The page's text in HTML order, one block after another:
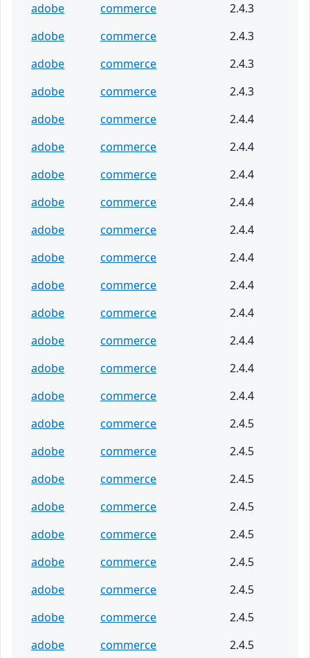
adobe
commerce
2.4.3
adobe
commerce
2.4.3
adobe
commerce
2.4.3
adobe
commerce
2.4.3
adobe
commerce
2.4.4
adobe
commerce
2.4.4
adobe
commerce
2.4.4
adobe
commerce
2.4.4
adobe
commerce
2.4.4
adobe
commerce
2.4.4
adobe
commerce
2.4.4
adobe
commerce
2.4.4
adobe
commerce
2.4.4
adobe
commerce
2.4.4
adobe
commerce
2.4.4
adobe
commerce
2.4.5
adobe
commerce
2.4.5
adobe
commerce
2.4.5
adobe
commerce
2.4.5
adobe
commerce
2.4.5
adobe
commerce
2.4.5
adobe
commerce
2.4.5
adobe
commerce
2.4.5
adobe
commerce
2.4.5